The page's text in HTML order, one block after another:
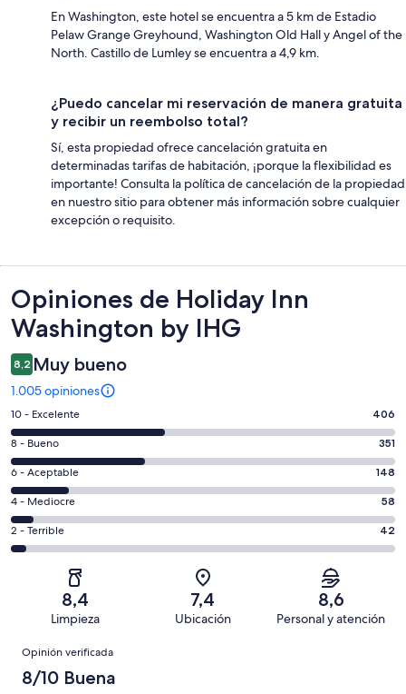
En Washington, este hotel se encuentra a 5 km de Estadio
Pelaw Grange Greyhound, Washington Old Hall y Angel of the
North. Castillo de Lumley se encuentra a 4,9 km.
¿Puedo cancelar mi reservación de manera gratuita
y recibir un reembolso total?
Sí, esta propiedad ofrece cancelación gratuita en
determinadas tarifas de habitación, ¡porque la flexibilidad es
importante! Consulta la política de cancelación de la propiedad
en nuestro sitio para obtener más información sobre cualquier
excepción o requisito.
Opiniones
Opiniones de Holiday Inn
Washington by IHG
8,2 Muy bueno
1.005 opiniones
Evaluación:
10
-
Excelente.
406
de
1005
opiniones
10 - Excelente 406
Evaluación:
8
-
Bueno.
351
de
1005
opiniones
8 - Bueno 351
Evaluación:
6
-
Aceptable.
148
opiniones
6 - Aceptable 148
Evaluación:
4
-
4 - Mediocre 58
Evaluación:
2
1005
opiniones
2 - Terrible 42
8,4
Limpieza
7,4
Ubicación
8,6
Personal y atención
Opiniones
Opinión verificada
8/10 Buena